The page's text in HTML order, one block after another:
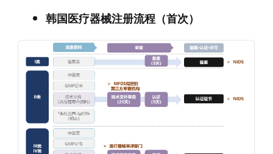
韩国医疗器械注册流程（首次）